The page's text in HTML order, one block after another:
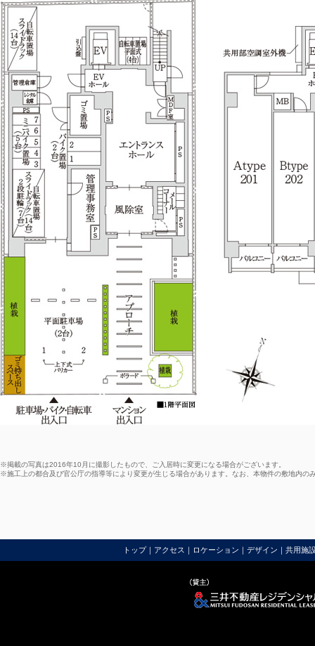
※掲載の写真は2016年10月に撮影したもので、ご入居時に変更になる場合がございます。
※施工上の都合及び官公庁の指導等により変更が生じる場合があります。なお、本物件の敷地内の
トップ｜ アクセス ｜ ロケーション ｜デザイン ｜共用施